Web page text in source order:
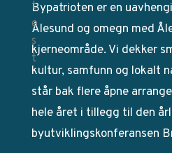
Bypatrioten er en
Ålesund og omegn med
kjerneområde. Vi dekker
kultur, samfunn og lokalt
står bak flere åpne
hele året i tillegg til den
byutviklingskonferansen